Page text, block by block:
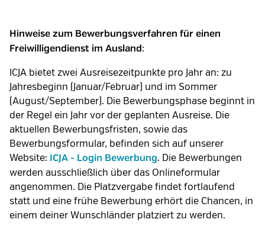
Hinweise zum Bewerbungsverfahren für einen
Freiwilligendienst im Ausland :
ICJA bietet zwei Ausreisezeitpunkte pro Jahr an: zu
Jahresbeginn (Januar/Februar) und im Sommer
(August/September). Die Bewerbungsphase beginnt in
der Regel ein Jahr vor der geplanten Ausreise. Die
aktuellen Bewerbungsfristen, sowie das
Bewerbungsformular, befinden sich auf unserer
Website: ICJA - Login Bewerbung. Die Bewerbungen
werden ausschließlich über das Onlineformular
angenommen. Die Platzvergabe findet fortlaufend
statt und eine frühe Bewerbung erhört die Chancen, in
einem deiner Wunschländer platziert zu werden.